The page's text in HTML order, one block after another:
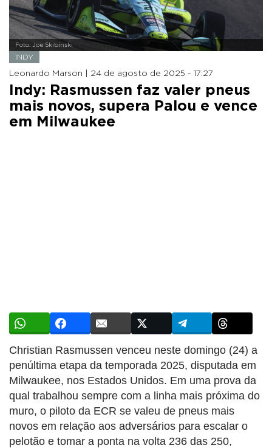
Foto: Joe Skibinski
INDY
Leonardo Marson | 24 de agosto de 2025 - 17:27
Indy: Rasmussen faz valer pneus
mais novos, supera Palou e vence
em Milwaukee
Christian Rasmussen venceu neste domingo (24) a
penúltima etapa da temporada 2025, disputada em
Milwaukee, nos Estados Unidos. Em uma prova da
qual trabalhou sempre com a linha mais próxima do
muro, o piloto da ECR se valeu de pneus mais
novos em relação aos adversários para escalar o
pelotão e tomar a ponta na volta 236 das 250,